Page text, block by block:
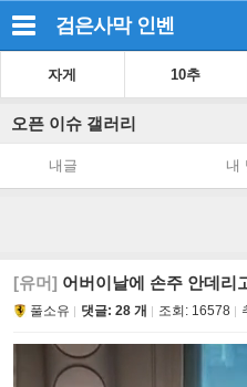
검은사막 인벤
자게 10추
오픈 이슈 갤러리
내글 내
[유머] 어버이날에 손주 안데리
풀소유 댓글: 28 개 조회: 16578